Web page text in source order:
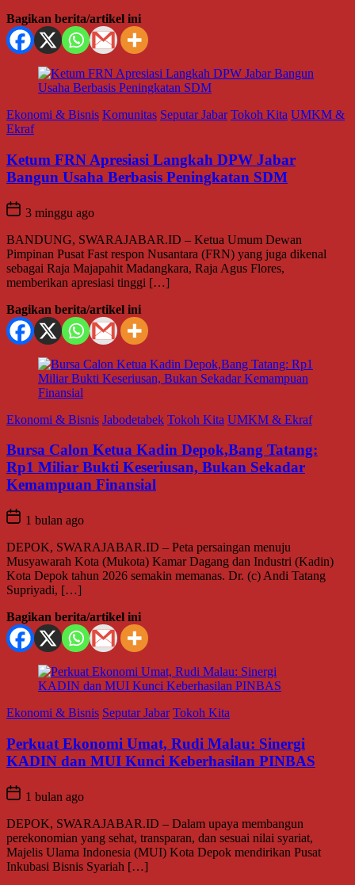
Bagikan berita/artikel ini
Ekonomi & Bisnis Komunitas Seputar Jabar Tokoh Kita UMKM &
Ekraf
Ketum FRN Apresiasi Langkah DPW Jabar
Bangun Usaha Berbasis Peningkatan SDM
3 minggu ago
BANDUNG, SWARAJABAR.ID – Ketua Umum Dewan
Pimpinan Pusat Fast respon Nusantara (FRN) yang juga dikenal
sebagai Raja Majapahit Madangkara, Raja Agus Flores,
memberikan apresiasi tinggi […]
Bagikan berita/artikel ini
Ekonomi & Bisnis Jabodetabek Tokoh Kita UMKM & Ekraf
Bursa Calon Ketua Kadin Depok,Bang Tatang:
Rp1 Miliar Bukti Keseriusan, Bukan Sekadar
Kemampuan Finansial
1 bulan ago
DEPOK, SWARAJABAR.ID – Peta persaingan menuju
Musyawarah Kota (Mukota) Kamar Dagang dan Industri (Kadin)
Kota Depok tahun 2026 semakin memanas. Dr. (c) Andi Tatang
Supriyadi, […]
Bagikan berita/artikel ini
Ekonomi & Bisnis Seputar Jabar Tokoh Kita
Perkuat Ekonomi Umat, Rudi Malau: Sinergi
KADIN dan MUI Kunci Keberhasilan PINBAS
1 bulan ago
DEPOK, SWARAJABAR.ID – Dalam upaya membangun
perekonomian yang sehat, transparan, dan sesuai nilai syariat,
Majelis Ulama Indonesia (MUI) Kota Depok mendirikan Pusat
Inkubasi Bisnis Syariah […]